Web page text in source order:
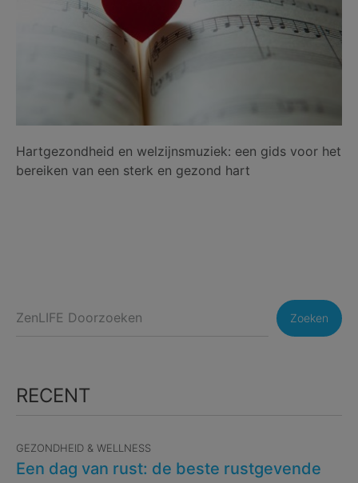
Hartgezondheid en welzijnsmuziek: een gids voor het
bereiken van een sterk en gezond hart
Zoeken
RECENT
GEZONDHEID & WELLNESS
Een dag van rust: de beste rustgevende